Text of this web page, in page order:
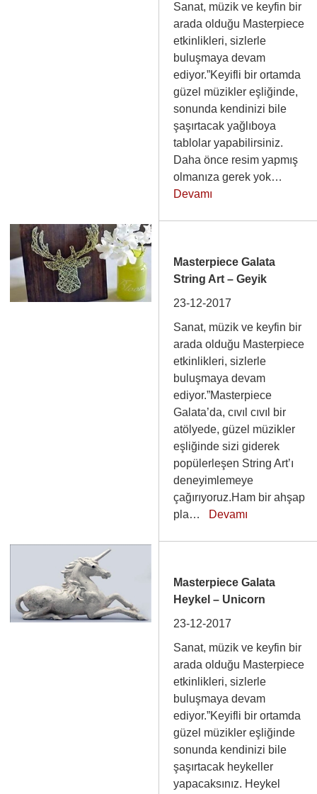
Sanat, müzik ve keyfin bir
arada olduğu Masterpiece
etkinlikleri, sizlerle
buluşmaya devam
ediyor.”Keyifli bir ortamda
güzel müzikler eşliğinde,
sonunda kendinizi bile
şaşırtacak yağlıboya
tablolar yapabilirsiniz.
Daha önce resim yapmış
olmanıza gerek yok…
Devamı
Masterpiece Galata
String Art – Geyik
23-12-2017
Sanat, müzik ve keyfin bir
arada olduğu Masterpiece
etkinlikleri, sizlerle
buluşmaya devam
ediyor.”Masterpiece
Galata’da, cıvıl cıvıl bir
atölyede, güzel müzikler
eşliğinde sizi giderek
popülerleşen String Art’ı
deneyimlemeye
çağırıyoruz.Ham bir ahşap
pla… Devamı
Masterpiece Galata
Heykel – Unicorn
23-12-2017
Sanat, müzik ve keyfin bir
arada olduğu Masterpiece
etkinlikleri, sizlerle
buluşmaya devam
ediyor.”Keyifli bir ortamda
güzel müzikler eşliğinde
sonunda kendinizi bile
şaşırtacak heykeller
yapacaksınız. Heykel